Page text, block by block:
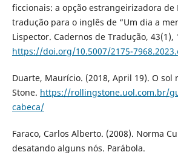
ficcionais: a opção estrangeirizadora de
tradução para o inglês de “Um dia a
Lispector. Cadernos de Tradução, 43(1),
https://doi.org/10.5007/2175-
Duarte, Maurício. (2018, April 19). O sol
Stone. https://rollingstone.uol.com.br/
cabeca/
Faraco, Carlos Alberto. (2008). Norma
desatando alguns nós. Parábola.